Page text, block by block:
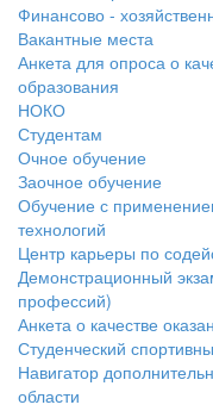
Финансово -
Вакантные места
Анкета для опроса о
образования
НОКО
Студентам
Очное обучение
Заочное обучение
Обучение с
технологий
Центр карьеры по
Демонстрационный
профессий)
Анкета о качестве
Студенческий
Навигатор
области